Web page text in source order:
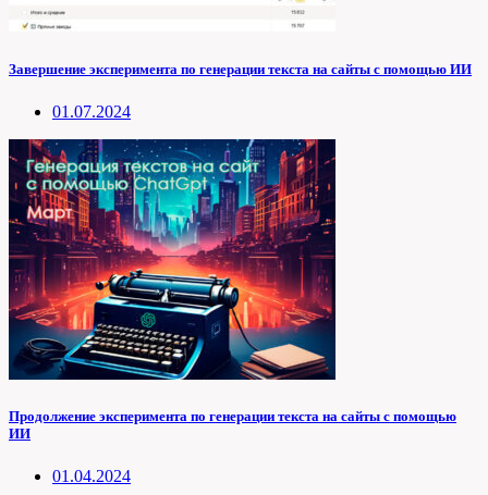
Завершение эксперимента по генерации текста на сайты с помощью ИИ
01.07.2024
Продолжение эксперимента по генерации текста на сайты с помощью
ИИ
01.04.2024